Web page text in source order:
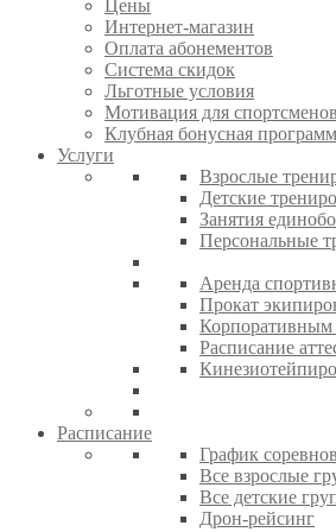
Цены
Интернет-магазин
Оплата абонементов
Система скидок
Льготные условия
Мотивация для спортсменов
Клубная бонусная
Услуги
Взрослые
Детские
Занятия
Персональные
Аренда
Прокат
Корпоративным
Расписание
Расписание
График
Все взрослые
Все детские
Дрон-рейсинг